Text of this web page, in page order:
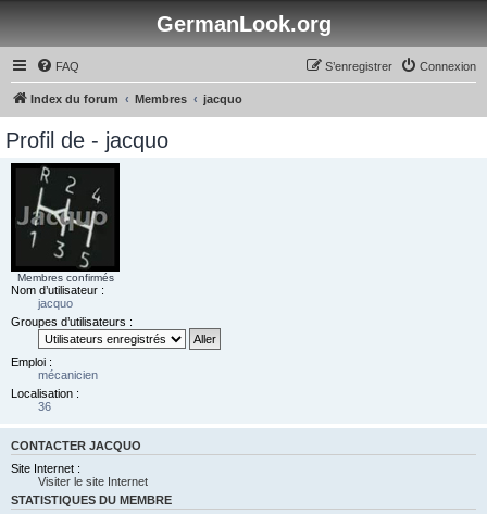
GermanLook.org
FAQ Connexion
S’enregistrer
Index du forum Membres jacquo
Profil de - jacquo
Membres confirmés
Nom d’utilisateur :
jacquo
Groupes d’utilisateurs :
Emploi :
mécanicien
Localisation :
36
CONTACTER JACQUO
Site Internet :
Visiter le site Internet
STATISTIQUES DU MEMBRE